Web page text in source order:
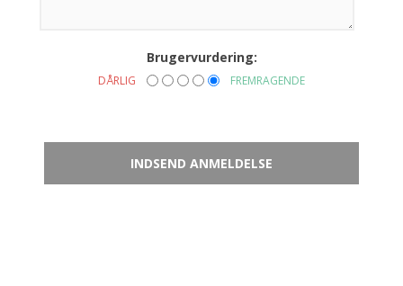
Brugervurdering:
DÅRLIG FREMRAGENDE